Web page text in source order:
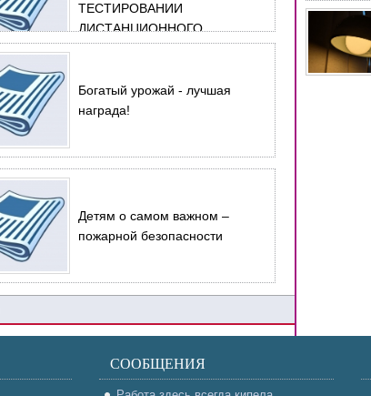
ТЕСТИРОВАНИИ
ДИСТАНЦИОННОГО
ЭЛЕКТРОННОГО
Богатый урожай - лучшая
награда!
Детям о самом важном –
пожарной безопасности
СООБЩЕНИЯ